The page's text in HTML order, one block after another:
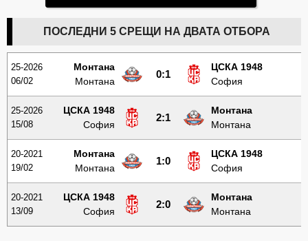
ПОСЛЕДНИ 5 СРЕЩИ НА ДВАТА ОТБОРА
25-2026
06/02
Монтана
Монтана
0:1
ЦСКА 1948
София
25-2026
15/08
ЦСКА 1948
София
2:1
Монтана
Монтана
20-2021
19/02
Монтана
Монтана
1:0
ЦСКА 1948
София
20-2021
13/09
ЦСКА 1948
София
2:0
Монтана
Монтана